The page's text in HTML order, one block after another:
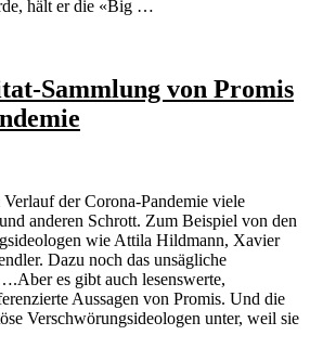
hält er die «Big …
Sammlung von Promis
der Corona-Pandemie viele
anderen Schrott. Zum Beispiel von den
wie Attila Hildmann, Xavier
Dazu noch das unsägliche
es gibt auch lesenswerte,
Aussagen von Promis. Und die
Verschwörungsideologen unter, weil sie